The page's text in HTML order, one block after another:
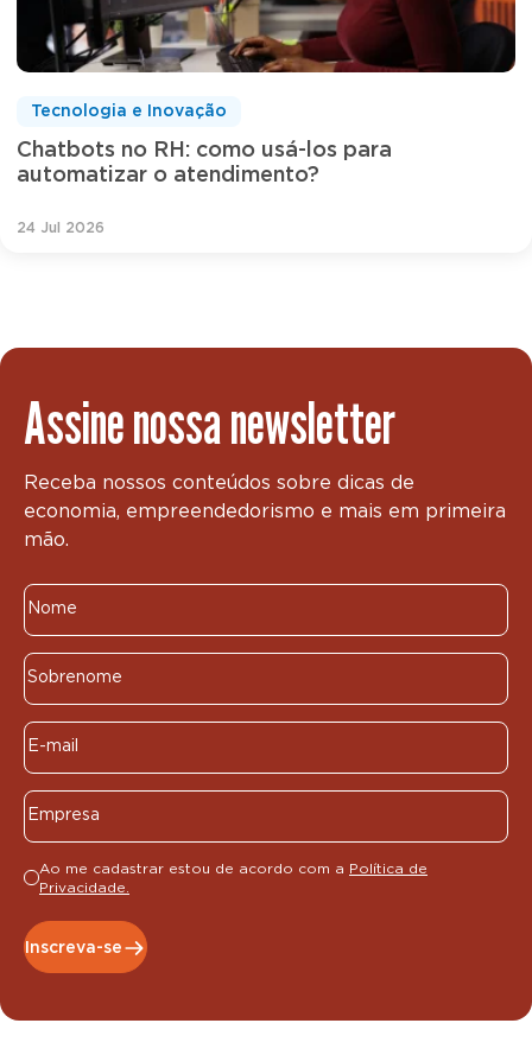
Chatbots no RH: como usá-los para
automatizar o atendimento?
Tecnologia e Inovação
24 Jul 2026
Assine nossa newsletter
Receba nossos conteúdos sobre dicas de
economia, empreendedorismo e mais em primeira
mão.
Ao me cadastrar estou de acordo com a Política de
Privacidade.
Inscreva-se